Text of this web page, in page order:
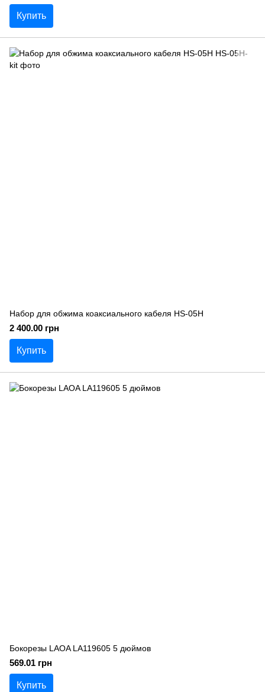
Купить
Набор для обжима коаксиального кабеля HS-05H
2 400.00 грн
Купить
Бокорезы LAOA LA119605 5 дюймов
569.01 грн
Купить